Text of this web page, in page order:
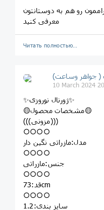
رو هم به دوستانتون
معرفی کنید
Читать полностью…
( جواهر وساعت)
10 March 2024
✨ژورنال نوروزی✨
🟡مشخصات محصول🟡
(((مزونی)))
○○○○
مدل:مازراتی نگین دار
○○○○
جنس:مازراتی
○○○○
قد:73cm
○○○○
سایز بندی:1.2